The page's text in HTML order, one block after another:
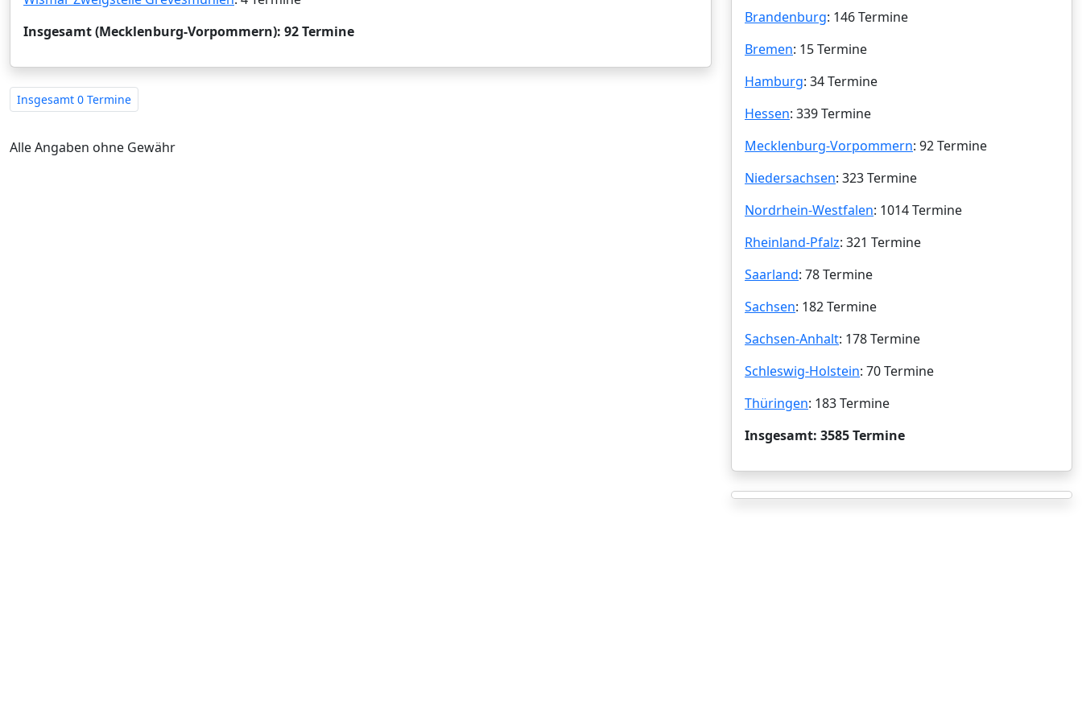
Insgesamt (Mecklenburg-Vorpommern): 92 Termine
Insgesamt 0 Termine
Alle Angaben ohne Gewähr
Brandenburg: 146 Termine
Bremen: 15 Termine
Hamburg: 34 Termine
Hessen: 339 Termine
Mecklenburg-Vorpommern: 92 Termine
Niedersachsen: 323 Termine
Nordrhein-Westfalen: 1014 Termine
Rheinland-Pfalz: 321 Termine
Saarland: 78 Termine
Sachsen: 182 Termine
Sachsen-Anhalt: 178 Termine
Schleswig-Holstein: 70 Termine
Thüringen: 183 Termine
Insgesamt: 3585 Termine